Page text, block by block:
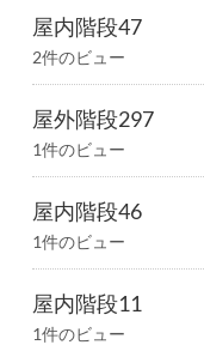
屋内階段47
2件のビュー
屋外階段297
1件のビュー
屋内階段46
1件のビュー
屋内階段11
1件のビュー